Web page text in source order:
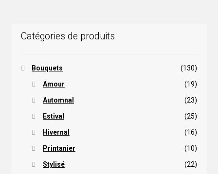
Catégories de produits
Bouquets (130)
Amour (19)
Automnal (23)
Estival (25)
Hivernal (16)
Printanier (10)
Stylisé (22)